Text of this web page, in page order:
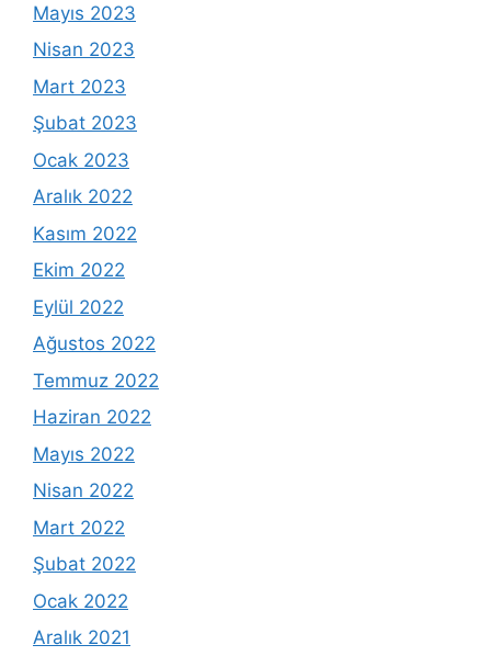
Mayıs 2023
Nisan 2023
Mart 2023
Şubat 2023
Ocak 2023
Aralık 2022
Kasım 2022
Ekim 2022
Eylül 2022
Ağustos 2022
Temmuz 2022
Haziran 2022
Mayıs 2022
Nisan 2022
Mart 2022
Şubat 2022
Ocak 2022
Aralık 2021